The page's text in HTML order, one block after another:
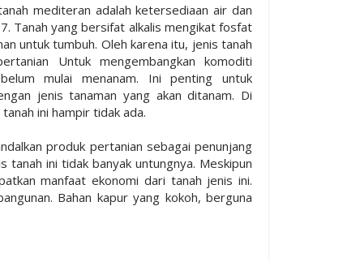
mediteran adalah ketersediaan air dan
Tanah yang bersifat alkalis mengikat fosfat
untuk tumbuh. Oleh karena itu, jenis tanah
Untuk mengembangkan komoditi
mulai menanam. Ini penting untuk
jenis tanaman yang akan ditanam. Di
ini hampir tidak ada.
produk pertanian sebagai penunjang
tanah ini tidak banyak untungnya. Meskipun
manfaat ekonomi dari tanah jenis ini.
Bahan kapur yang kokoh, berguna